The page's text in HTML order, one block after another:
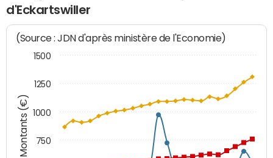
d'Eckartswiller
Montants (€)
(Source : JDN d'après ministère de l'Economie)
750
1000
1250
1500